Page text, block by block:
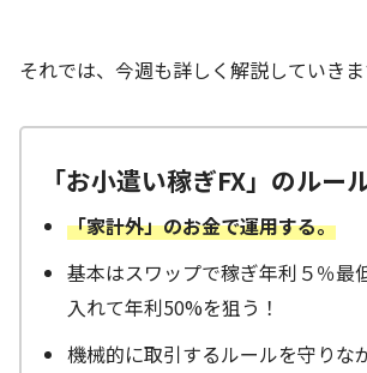
それでは、今週も詳しく解説していきま
「お小遣い稼ぎFX」のルー
「家計外」のお金で運用する。
基本はスワップで稼ぎ年利５％最
入れて年利50%を狙う！
機械的に取引するルールを守りな